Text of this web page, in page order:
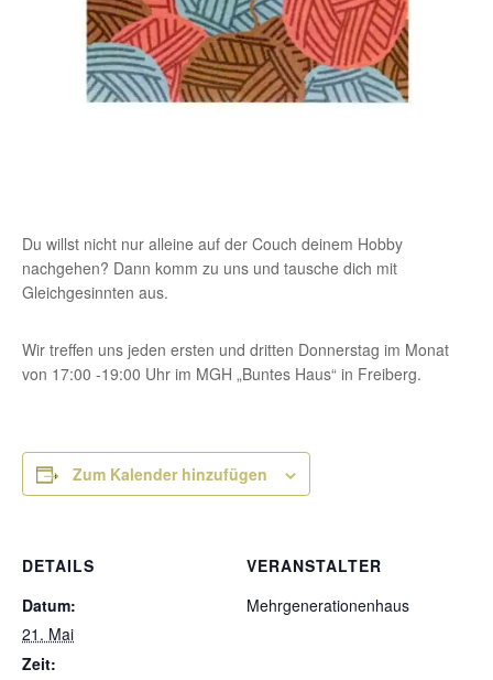
Du willst nicht nur alleine auf der Couch deinem Hobby
nachgehen? Dann komm zu uns und tausche dich mit
Gleichgesinnten aus.
Wir treffen uns jeden ersten und dritten Donnerstag im Monat
von 17:00 -19:00 Uhr im MGH „Buntes Haus“ in Freiberg.
Zum Kalender hinzufügen
DETAILS
Datum:
21. Mai
Zeit:
VERANSTALTER
Mehrgenerationenhaus